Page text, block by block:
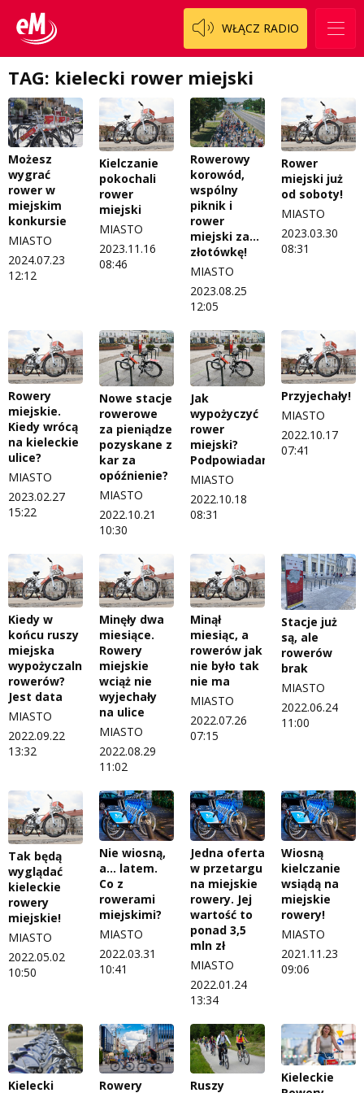
WŁĄCZ RADIO
TAG: kielecki rower miejski
Możesz
wygrać
rower w
miejskim
konkursie
MIASTO
2024.07.23
12:12
Kielczanie
pokochali
rower
miejski
MIASTO
2023.11.16
08:46
Rowerowy
korowód,
wspólny
piknik i
rower
miejski za…
złotówkę!
MIASTO
2023.08.25
12:05
Rower
miejski już
od soboty!
MIASTO
2023.03.30
08:31
Rowery
miejskie.
Kiedy wrócą
na kieleckie
ulice?
MIASTO
2023.02.27
15:22
Nowe stacje
rowerowe
za pieniądze
pozyskane z
kar za
opóźnienie?
MIASTO
2022.10.21
10:30
Jak
wypożyczyć
rower
miejski?
Podpowiadamy
MIASTO
2022.10.18
08:31
Przyjechały!
MIASTO
2022.10.17
07:41
Kiedy w
końcu ruszy
miejska
wypożyczalnia
rowerów?
Jest data
MIASTO
2022.09.22
13:32
Minęły dwa
miesiące.
Rowery
miejskie
wciąż nie
wyjechały
na ulice
MIASTO
2022.08.29
11:02
Minął
miesiąc, a
rowerów jak
nie było tak
nie ma
MIASTO
2022.07.26
07:15
Stacje już
są, ale
rowerów
brak
MIASTO
2022.06.24
11:00
Tak będą
wyglądać
kieleckie
rowery
miejskie!
MIASTO
2022.05.02
10:50
Nie wiosną,
a... latem.
Co z
rowerami
miejskimi?
MIASTO
2022.03.31
10:41
Jedna oferta
w przetargu
na miejskie
rowery. Jej
wartość to
ponad 3,5
mln zł
MIASTO
2022.01.24
13:34
Wiosną
kielczanie
wsiądą na
miejskie
rowery!
MIASTO
2021.11.23
09:06
Kielecki
Rowery
Ruszy
Kieleckie